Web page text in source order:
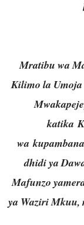
Mratibu wa
Kilimo la
katika
wa
dhidi ya
Mafunzo
ya Waziri Mkuu,